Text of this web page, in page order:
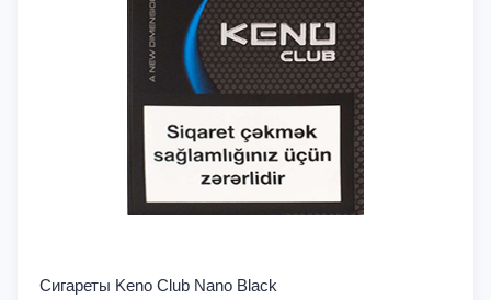
Сигареты Keno Club Nano Black